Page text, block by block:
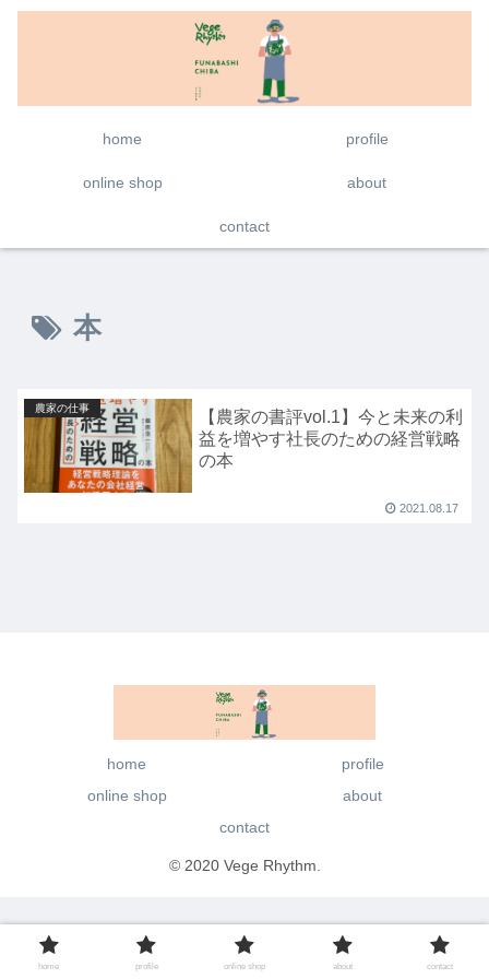
home profile
online shop about
contact
本
農家の仕事
【農家の書評vol.1】今と未来の利
益を増やす社長のための経営戦略
の本
2021.08.17
home
profile
online shop
about
contact
© 2020 Vege Rhythm.
home profile online shop about contact